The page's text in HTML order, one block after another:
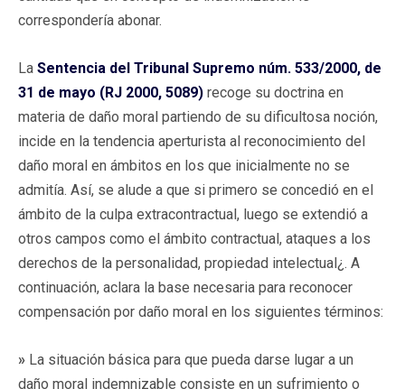
correspondería abonar.
La Sentencia del Tribunal Supremo núm. 533/2000, de
31 de mayo (RJ 2000, 5089) recoge su doctrina en
materia de daño moral partiendo de su dificultosa noción,
incide en la tendencia aperturista al reconocimiento del
daño moral en ámbitos en los que inicialmente no se
admitía. Así, se alude a que si primero se concedió en el
ámbito de la culpa extracontractual, luego se extendió a
otros campos como el ámbito contractual, ataques a los
derechos de la personalidad, propiedad intelectual¿. A
continuación, aclara la base necesaria para reconocer
compensación por daño moral en los siguientes términos:
» La situación básica para que pueda darse lugar a un
daño moral indemnizable consiste en un sufrimiento o